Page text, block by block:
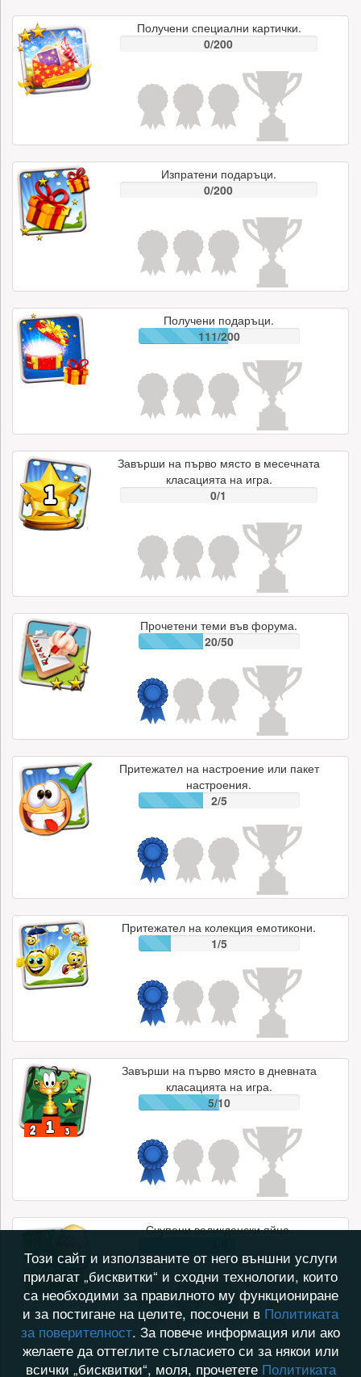
Получени специални картички.
0/200
Изпратени подаръци.
0/200
Получени подаръци.
111/200
Завърши на първо място в месечната
класацията на игра.
0/1
Прочетени теми във форума.
20/50
Притежател на настроение или пакет
настроения.
2/5
Притежател на колекция емотикони.
1/5
Завърши на първо място в дневната
класацията на игра.
5/10
Счупени великденски яйца.
Притежател на платен фон за профил.
Този сайт и използваните от него външни услуги
прилагат „бисквитки“ и сходни технологии, които
са необходими за правилното му функциониране
и за постигане на целите, посочени в Политиката
за поверителност. За повече информация или ако
желаете да оттеглите съгласието си за някои или
всички „бисквитки“, моля, прочетете Политиката